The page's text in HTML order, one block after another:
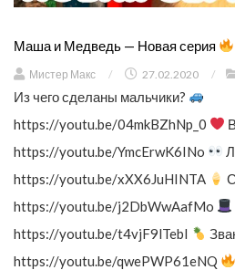
Маша и Медведь — Новая серия
Мистер Макс / 27.02.2020 /
Из чего сделаны мальчики?
https://youtu.be/04mkBZhNp_0
https://youtu.be/YmcErwK6INo
https://youtu.be/xXX6JuHINTA
https://youtu.be/j2DbWwAafMo
https://youtu.be/t4vjF9lTebI
https://youtu.be/qwePWP61eNQ